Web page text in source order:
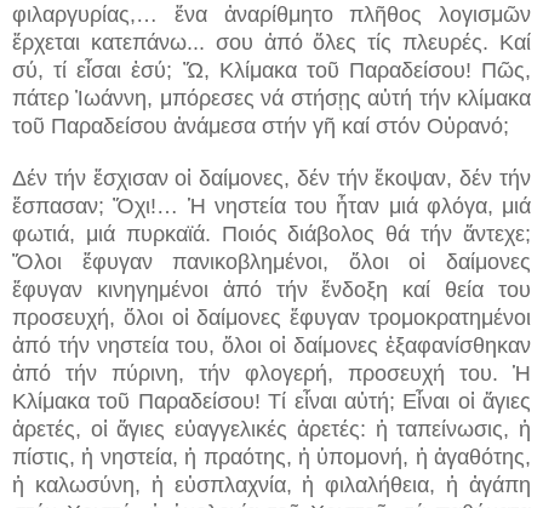
φιλαργυρίας,… ἕνα ἀναρίθμητο πλῆθος λογισμῶν
ἔρχεται κατεπάνω... σου ἀπό ὅλες τίς πλευρές. Καί
σύ, τί εἶσαι ἐσύ; Ὤ, Κλίμακα τοῦ Παραδείσου! Πῶς,
πάτερ Ἰωάννη, μπόρεσες νά στήσῃς αὐτή τήν κλίμακα
τοῦ Παραδείσου ἀνάμεσα στήν γῆ καί στόν Οὐρανό;
Δέν τήν ἔσχισαν οἱ δαίμονες, δέν τήν ἔκοψαν, δέν τήν
ἔσπασαν; Ὄχι!… Ἡ νηστεία του ἦταν μιά φλόγα, μιά
φωτιά, μιά πυρκαϊά. Ποιός διάβολος θά τήν ἄντεχε;
Ὅλοι ἔφυγαν πανικοβλημένοι, ὅλοι οἱ δαίμονες
ἔφυγαν κινηγημένοι ἀπό τήν ἔνδοξη καί θεία του
προσευχή, ὅλοι οἱ δαίμονες ἔφυγαν τρομοκρατημένοι
ἀπό τήν νηστεία του, ὅλοι οἱ δαίμονες ἐξαφανίσθηκαν
ἀπό τήν πύρινη, τήν φλογερή, προσευχή του. Ἡ
Κλίμακα τοῦ Παραδείσου! Τί εἶναι αὐτή; Εἶναι οἱ ἅγιες
ἀρετές, οἱ ἅγιες εὐαγγελικές ἀρετές: ἡ ταπείνωσις, ἡ
πίστις, ἡ νηστεία, ἡ πραότης, ἡ ὑπομονή, ἡ ἀγαθότης,
ἡ καλωσύνη, ἡ εὐσπλαχνία, ἡ φιλαλήθεια, ἡ ἀγάπη